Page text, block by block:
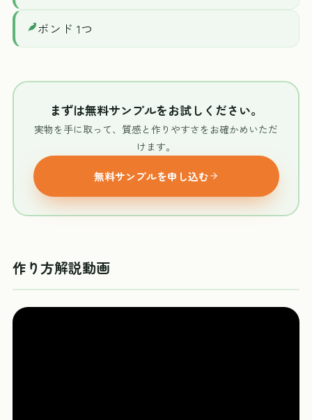
ボンド 1つ
まずは無料サンプルをお試しください。
実物を手に取って、質感と作りやすさをお確かめいただ
けます。
無料サンプルを申し込む
作り方解説動画